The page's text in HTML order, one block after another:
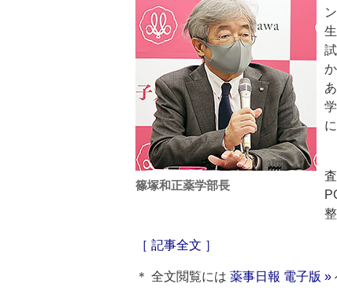
篠塚和正薬学部長
［ 記事全文 ］
＊ 全文閲覧には 薬事日報 電子版 »